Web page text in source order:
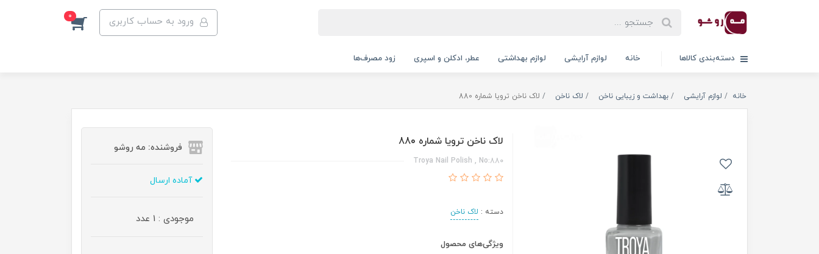
ورود به حساب کاربری 0
دسته‌بندی کالاها خانه لوازم آرایشی لوازم بهداشتی عطر، ادکلن و اسپری زود مصرف‌ها
خانه لوازم آرایشی بهداشت و زیبایی ناخن لاک ناخن لاک ناخن ترویا شماره 880
لاک ناخن ترویا شماره 880
Troya Nail Polish , No:880
دسته : لاک ناخن
ویژگی‌های محصول
فروشنده: مه رو‌شو
آماده ارسال
موجودی : 1 عدد